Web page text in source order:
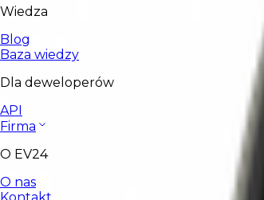
Wiedza
Blog
Baza wiedzy
Dla deweloperów
API
Firma
O EV24
O nas